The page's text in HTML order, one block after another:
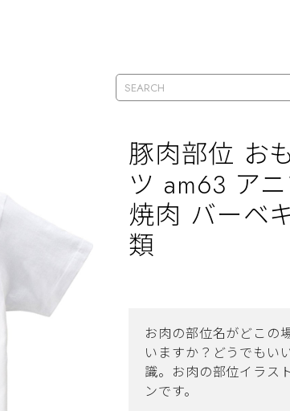
豚肉部位 お
ツ am63 ア
焼肉 バーベ
類
お肉の部位名がどこの
いますか？どうでもい
識。お肉の部位イラス
ンです。